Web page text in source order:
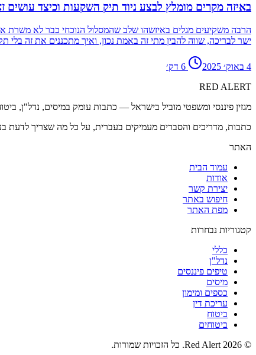
באיזה מקרים מומלץ לבצע ניוד תיק השקעות וכיצד עושים
הרבה משקיעים מגלים באיזשהו שלב שהמסלול הנוכחי כבר לא משרת
ישר לבריכה, שווה להבין מתי זה באמת נכון, ואיך מתכננים את זה
4 באוק׳ 2025 6 דק׳
RED ALERT
מגזין פיננסי ומשפטי מוביל בישראל — כתבות עומק במיסים, נדל"ן,
כתבות, מדריכים והסברים מעמיקים בעברית, על כל מה שצריך לדעת
האתר
עמוד הבית
אודות
יצירת קשר
חיפוש באתר
מפת האתר
קטגוריות נבחרות
כללי
נדל"ן
טיפים פיננסים
מיסים
כספים ומימון
עריכת דין
ביטוח
ביטוחים
©
2026
Red Alert. כל הזכויות שמורות.